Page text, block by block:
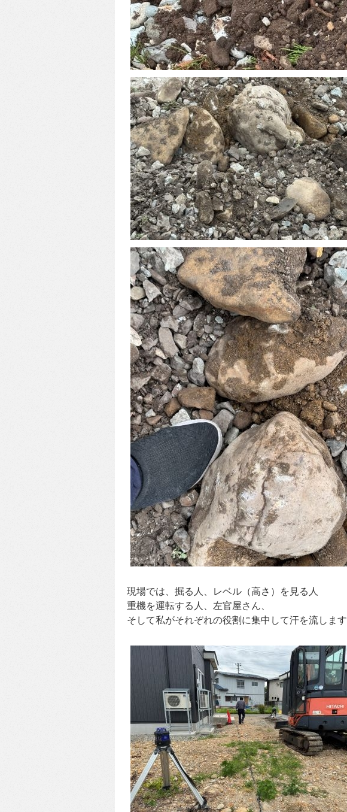
現場では、掘る人、レベル（高さ）を見る人
重機を運転する人、左官屋さん、
そして私がそれぞれの役割に集中して汗を流します